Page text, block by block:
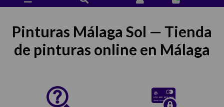
Pinturas Málaga Sol — Tienda
de pinturas online en Málaga